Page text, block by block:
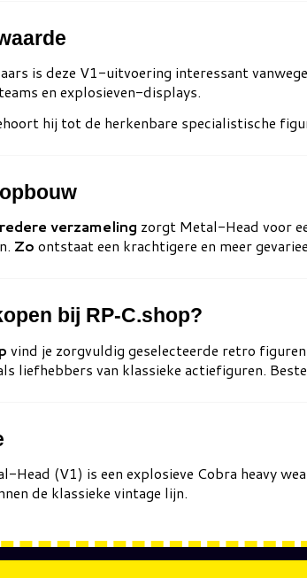
is deze V1-uitvoering interessant
en explosieven-displays.
hij tot de herkenbare specialistische
verzameling zorgt Metal-Head voor
Zo ontstaat een krachtigere en meer
bij RP-C.shop?
vind je zorgvuldig geselecteerde retro
liefhebbers van klassieke actiefiguren.
Head (V1) is een explosieve Cobra heavy
de klassieke vintage lijn.